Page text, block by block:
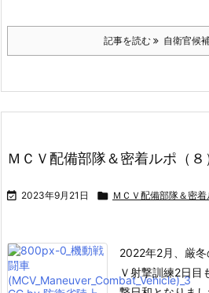
記事を読む 自衛官候
ＭＣＶ配備部隊＆密着ルポ（８
 2023年9月21日  ＭＣＶ配備部隊＆密着
2022年2月、厳
Ｖ射撃訓練2日目